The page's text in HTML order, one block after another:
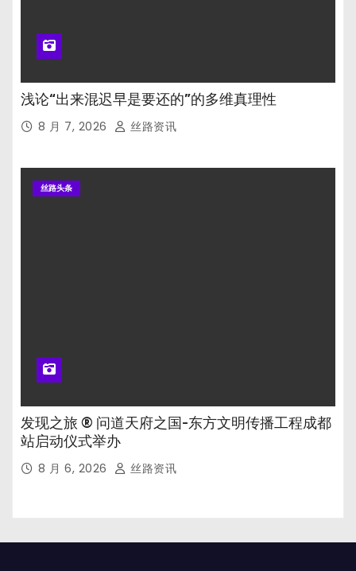
浅论“出来混迟早是要还的”的多维真理性
8 月 7, 2026 丝路资讯
丝路头条
发现之旅 ® 问道天府之国-东方文明传播工程成都
站启动仪式举办
8 月 6, 2026 丝路资讯